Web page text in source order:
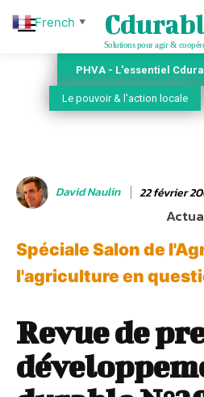
Solutions pour agir &
PHVA - L'essentiel
Le pouvoir & l'action locale
David Naulin 22 février
Spéciale Salon de
l'agriculture en
Revue de
French ▼